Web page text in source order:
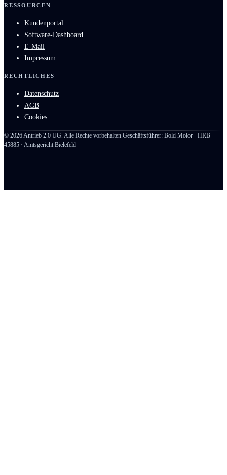
RESSOURCEN
Kundenportal
Software-Dashboard
E-Mail
Impressum
RECHTLICHES
Datenschutz
AGB
Cookies
© 2026Antrieb 2.0 UG. Alle Rechte vorbehalten.Geschäftsführer: Bold Molor · HRB
45885 · Amtsgericht Bielefeld